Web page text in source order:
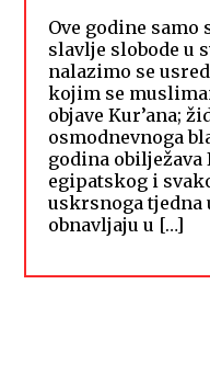
Ove godine samo
slavlje slobode u
nalazimo se
kojim se
objave Kur’ana;
osmodnevnoga
godina obilježava
egipatskog i
uskrsnoga tjedna
obnavljaju u […]